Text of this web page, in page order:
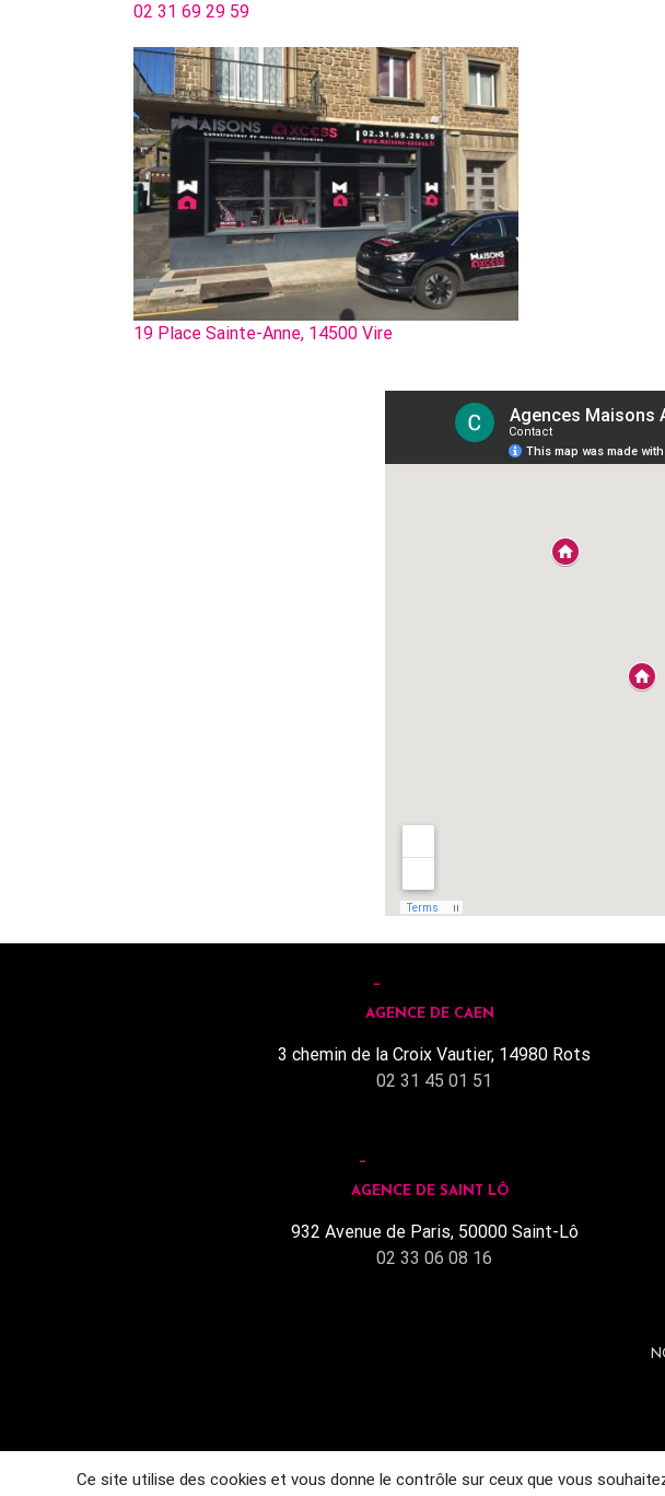
02 31 69 29 59
19 Place Sainte-Anne, 14500 Vire
AGENCE DE CAEN
3 chemin de la Croix Vautier, 14980 Rots
02 31 45 01 51
AGENCE DE SAINT LÔ
932 Avenue de Paris, 50000 Saint-Lô
02 33 06 08 16
Ce site utilise des cookies et vous donne le contrôle sur ceux que vous